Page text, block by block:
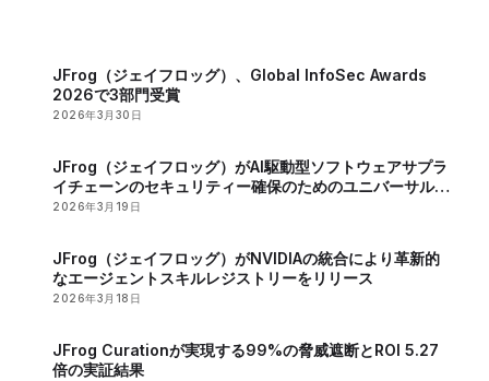
JFrog（ジェイフロッグ）、Global InfoSec Awards
2026で3部門受賞
2026年3月30日
JFrog（ジェイフロッグ）がAI駆動型ソフトウェアサプラ
イチェーンのセキュリティー確保のためのユニバーサル
MCPレジストリーを発表
2026年3月19日
JFrog（ジェイフロッグ）がNVIDIAの統合により革新的
なエージェントスキルレジストリーをリリース
2026年3月18日
JFrog Curationが実現する99%の脅威遮断とROI 5.27
倍の実証結果